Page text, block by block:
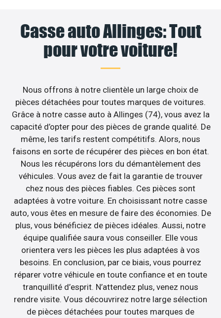
Casse auto Allinges: Tout
pour votre voiture!
Nous offrons à notre clientèle un large choix de
pièces détachées pour toutes marques de voitures.
Grâce à notre casse auto à Allinges (74), vous avez la
capacité d’opter pour des pièces de grande qualité. De
même, les tarifs restent compétitifs. Alors, nous
faisons en sorte de récupérer des pièces en bon état.
Nous les récupérons lors du démantèlement des
véhicules. Vous avez de fait la garantie de trouver
chez nous des pièces fiables. Ces pièces sont
adaptées à votre voiture. En choisissant notre casse
auto, vous êtes en mesure de faire des économies. De
plus, vous bénéficiez de pièces idéales. Aussi, notre
équipe qualifiée saura vous conseiller. Elle vous
orientera vers les pièces les plus adaptées à vos
besoins. En conclusion, par ce biais, vous pourrez
réparer votre véhicule en toute confiance et en toute
tranquillité d’esprit. N’attendez plus, venez nous
rendre visite. Vous découvrirez notre large sélection
de pièces détachées pour toutes marques de